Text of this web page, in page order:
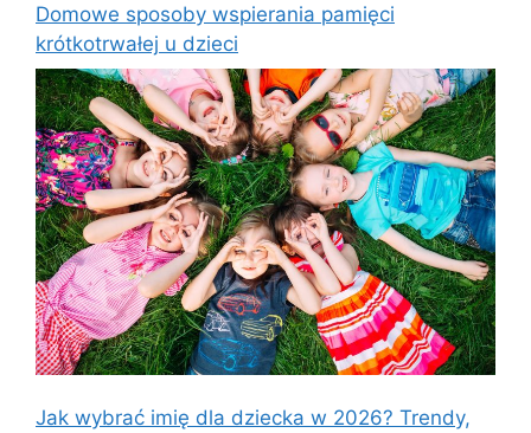
Domowe sposoby wspierania pamięci
krótkotrwałej u dzieci
Jak wybrać imię dla dziecka w 2026? Trendy,